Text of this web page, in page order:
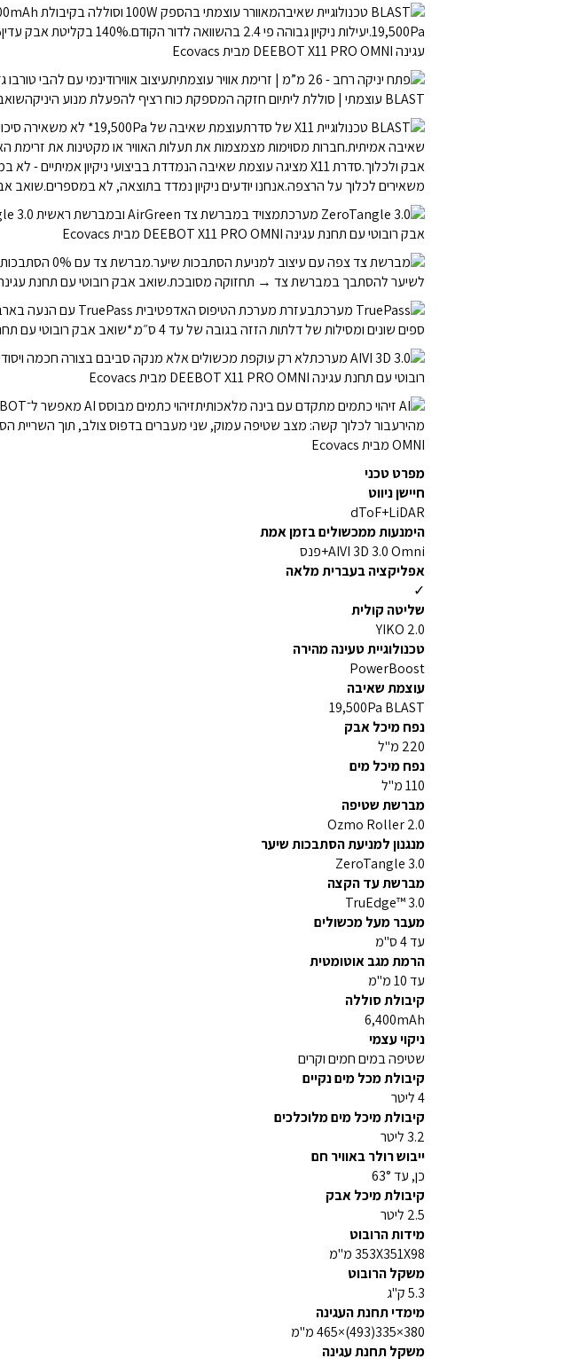
מפרט טכני
חיישן ניווט
dToF+LiDAR
הימנעות ממכשולים בזמן אמת
AIVI 3D 3.0 Omni+פנס
אפליקציה בעברית מלאה
✓
שליטה קולית
YIKO 2.0
טכנולוגיית טעינה מהירה
PowerBoost
עוצמת שאיבה
19,500Pa BLAST
נפח מיכל אבק
220 מ"ל
נפח מיכל מים
110 מ"ל
מברשת שטיפה
Ozmo Roller 2.0
מנגנון למניעת הסתבכות שיער
ZeroTangle 3.0
מברשת עד הקצה
TruEdge™ 3.0
מעבר מעל מכשולים
עד 4 ס"מ
הרמת מגב אוטומטית
עד 10 מ"מ
קיבולת סוללה
6,400mAh
ניקוי עצמי
שטיפה במים חמים וקרים
קיבולת מכל מים נקיים
4 ליטר
קיבולת מיכל מים מלוכלכים
3.2 ליטר
ייבוש רולר באוויר חם
כן, עד 63°
קיבולת מיכל אבק
2.5 ליטר
מידות הרובוט
353X351X98 מ"מ
משקל הרובוט
5.3 ק"ג
מימדי תחנת העגינה
380×335(493)×465 מ"מ
משקל תחנת עגינה